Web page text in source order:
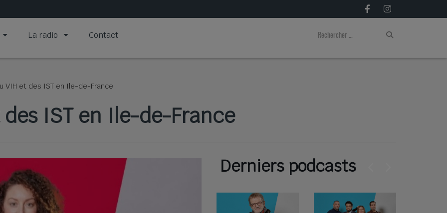
La radio Contact
VIH et des IST en Ile-de-France
des IST en Ile-de-France
Derniers podcasts